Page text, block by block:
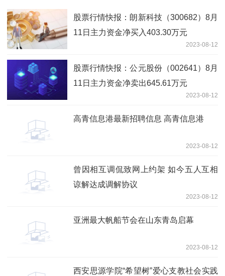
股票行情快报：朗新科技（300682）8月
11日主力资金净买入403.30万元
2023-08-12
股票行情快报：公元股份（002641）8月
11日主力资金净卖出645.61万元
2023-08-12
高青信息港最新招聘信息 高青信息港
2023-08-12
曾因相互调侃致网上约架 如今五人互相
谅解达成调解协议
2023-08-12
亚洲最大帆船节会在山东青岛启幕
2023-08-12
西安思源学院“希望树”爱心支教社会实践